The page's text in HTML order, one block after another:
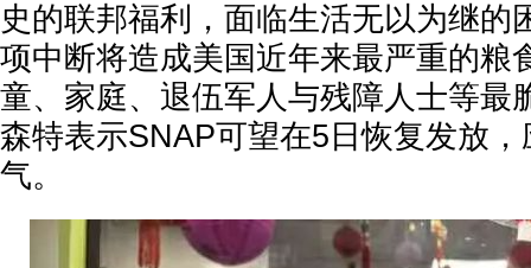
史的联邦福利，面临生活无以为继的
项中断将造成美国近年来最严重的粮
童、家庭、退伍军人与残障人士等最
森特表示SNAP可望在5日恢复发放
气。